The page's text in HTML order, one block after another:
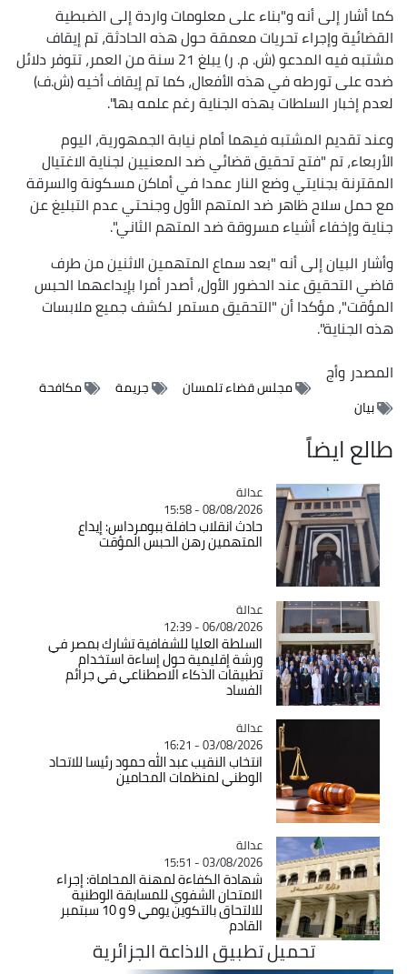
كما أشار إلى أنه و"بناء على معلومات واردة إلى الضبطية
القضائية وإجراء تحريات معمقة حول هذه الحادثة، تم إيقاف
مشتبه فيه المدعو (ش. م. ر) يبلغ 21 سنة من العمر، تتوفر دلائل
ضده على تورطه في هذه الأفعال، كما تم إيقاف أخيه (ش.ف)
لعدم إخبار السلطات بهذه الجناية رغم علمه بها".
وعند تقديم المشتبه فيهما أمام نيابة الجمهورية، اليوم
الأربعاء، تم "فتح تحقيق قضائي ضد المعنيين لجناية الاغتيال
المقترنة بجنايتي وضع النار عمدا في أماكن مسكونة والسرقة
مع حمل سلاح ظاهر ضد المتهم الأول وجنحتي عدم التبليغ عن
جناية وإخفاء أشياء مسروقة ضد المتهم الثاني".
وأشار البيان إلى أنه "بعد سماع المتهمين الاثنين من طرف
قاضي التحقيق عند الحضور الأول، أصدر أمرا بإيداعهما الحبس
المؤقت"، مؤكدا أن "التحقيق مستمر لكشف جميع ملابسات
هذه الجناية".
المصدروأج
مجلس قضاء تلمسان جريمة
مكافحة
بيان
طالع ايضاً
Catégorie
عدالة
08/08/2026 - 15:58
حادث انقلاب حافلة ببومرداس: إيداع
المتهمين رهن الحبس المؤقت
Catégorie
عدالة
06/08/2026 - 12:39
السلطة العليا للشفافية تشارك بمصر في
ورشة إقليمية حول إساءة استخدام
تطبيقات الذكاء الاصطناعي في جرائم
الفساد
Catégorie
عدالة
03/08/2026 - 16:21
انتخاب النقيب عبد الله حمود رئيسا للاتحاد
الوطني لمنظمات المحامين
Catégorie
عدالة
03/08/2026 - 15:51
شهادة الكفاءة لمهنة المحاماة: إجراء
الامتحان الشفوي للمسابقة الوطنية
للالتحاق بالتكوين يومي 9 و 10 سبتمبر
القادم
تحميل تطبيق الاذاعة الجزائرية